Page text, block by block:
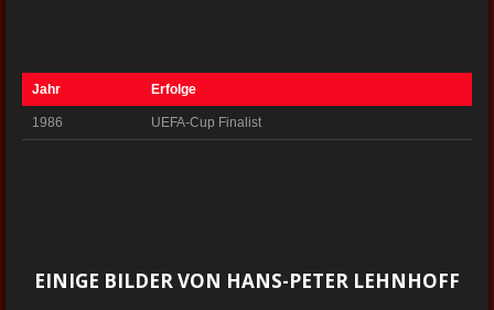
Jahr Erfolge
1986 UEFA-Cup Finalist
EINIGE BILDER VON HANS-PETER LEHNHOFF